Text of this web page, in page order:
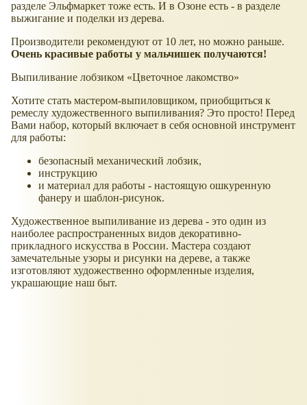
разделе Эльфмаркет тоже есть. И в Озоне есть - в разделе
выжигание и поделки из дерева.
Производители рекомендуют от 10 лет, но можно раньше.
Очень красивые работы у мальчишек получаются!
Выпиливание лобзиком
Цветочное лакомство
Хотите стать мастером-выпиловщиком, приобщиться к
ремеслу художественного выпиливания? Это просто! Перед
Вами набор, который включает в себя основной инструмент
для работы:
безопасный механический лобзик,
инструкцию
и материал для работы - настоящую ошкуренную
фанеру и шаблон-рисунок.
Художественное выпиливание из дерева - это один из
наиболее распространенных видов декоративно-
прикладного искусства в России. Мастера создают
замечательные узоры и рисунки на дереве, а также
изготовляют художественно оформленные изделия,
украшающие наш быт.